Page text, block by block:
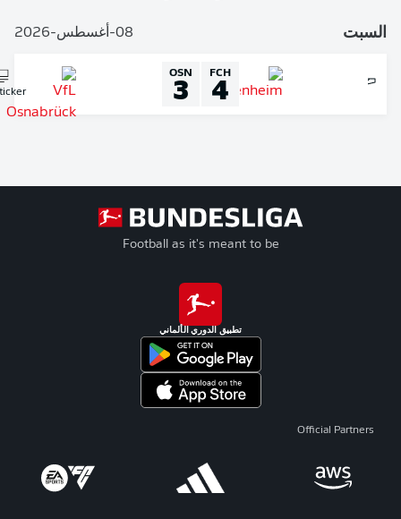
4
OSN
Liveticker
Football as it's meant to be
تطبيق الدوري الألماني
Official Partners